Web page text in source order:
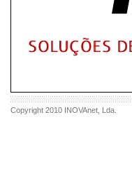
Copyright 2010 INOVAnet , Lda.